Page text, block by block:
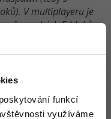
funkcí
využíváme
V multiplayeru je
pouhých 5 bloků.
prostoru pro
to bude vždy na
pro účel